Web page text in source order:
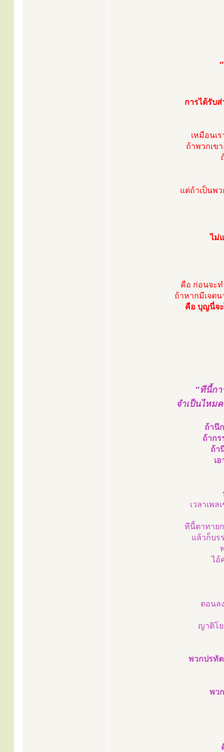
การได้รับ
เหมือนเ
ถ้าพวกเข
แต่ถ้าเป็นพ
ไม่
คือ ก่อนจะ
ถ้าหากมีเจต
คือ บุญนี่จ
"ทีนี้กา
จำเป็นไหม
ถ้านึ
ถ้ากร
ถ้า
เ
เวลาเพ
ทีนี้ตาทาย
แล้วก็บร
ไอ้
ตอนล
ญาติโ
พวกปรทั
พว